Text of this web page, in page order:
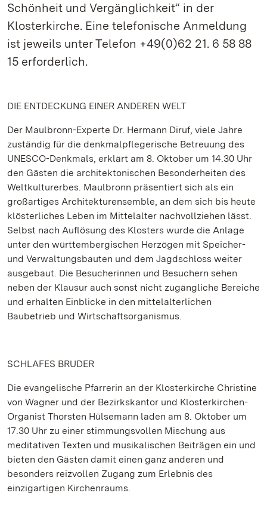
Schönheit und Vergänglichkeit“ in der
Klosterkirche. Eine telefonische Anmeldung
ist jeweils unter Telefon +49(0)62 21. 6 58 88
15 erforderlich.
DIE ENTDECKUNG EINER ANDEREN WELT
Der Maulbronn-Experte Dr. Hermann Diruf, viele Jahre
zuständig für die denkmalpflegerische Betreuung des
UNESCO-Denkmals, erklärt am 8. Oktober um 14.30 Uhr
den Gästen die architektonischen Besonderheiten des
Weltkulturerbes. Maulbronn präsentiert sich als ein
großartiges Architekturensemble, an dem sich bis heute
klösterliches Leben im Mittelalter nachvollziehen lässt.
Selbst nach Auflösung des Klosters wurde die Anlage
unter den württembergischen Herzögen mit Speicher-
und Verwaltungsbauten und dem Jagdschloss weiter
ausgebaut. Die Besucherinnen und Besuchern sehen
neben der Klausur auch sonst nicht zugängliche Bereiche
und erhalten Einblicke in den mittelalterlichen
Baubetrieb und Wirtschaftsorganismus.
SCHLAFES BRUDER
Die evangelische Pfarrerin an der Klosterkirche Christine
von Wagner und der Bezirkskantor und Klosterkirchen-
Organist Thorsten Hülsemann laden am 8. Oktober um
17.30 Uhr zu einer stimmungsvollen Mischung aus
meditativen Texten und musikalischen Beiträgen ein und
bieten den Gästen damit einen ganz anderen und
besonders reizvollen Zugang zum Erlebnis des
einzigartigen Kirchenraums.